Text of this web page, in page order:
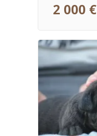
2 000 €